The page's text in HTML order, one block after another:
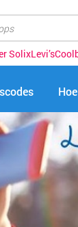
SolixLevi’s